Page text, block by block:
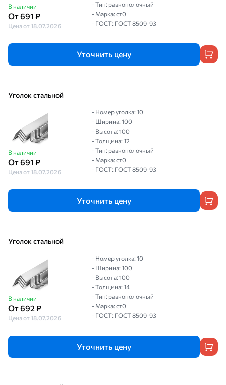
В наличии
От 691 ₽
Цена от 18.07.2026
- Тип: равнополочный
- Марка: ст0
- ГОСТ: ГОСТ 8509-93
Уточнить цену
Уголок стальной
В наличии
От 691 ₽
Цена от 18.07.2026
- Номер уголка: 10
- Ширина: 100
- Высота: 100
- Толщина: 12
- Тип: равнополочный
- Марка: ст0
- ГОСТ: ГОСТ 8509-93
Уточнить цену
Уголок стальной
В наличии
От 692 ₽
Цена от 18.07.2026
- Номер уголка: 10
- Ширина: 100
- Высота: 100
- Толщина: 14
- Тип: равнополочный
- Марка: ст0
- ГОСТ: ГОСТ 8509-93
Уточнить цену